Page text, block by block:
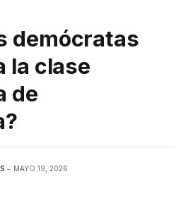
demócratas
la clase
de
MAYO 19, 2026